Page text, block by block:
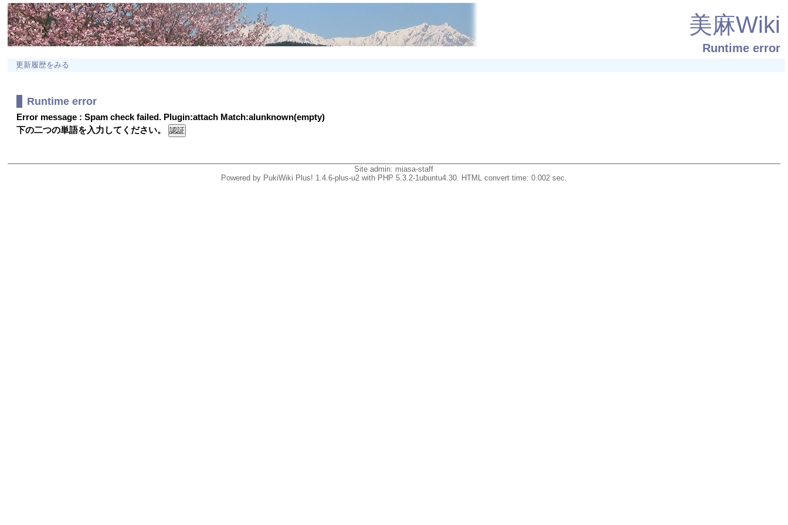
美麻Wiki
Runtime error
更新履歴をみる
Runtime error
Error message : Spam check failed. Plugin:attach Match:alunknown(empty)
下の二つの単語を入力してください。
Site admin: miasa-staff
Powered by PukiWiki Plus! 1.4.6-plus-u2 with PHP 5.3.2-1ubuntu4.30. HTML convert time: 0.002 sec.